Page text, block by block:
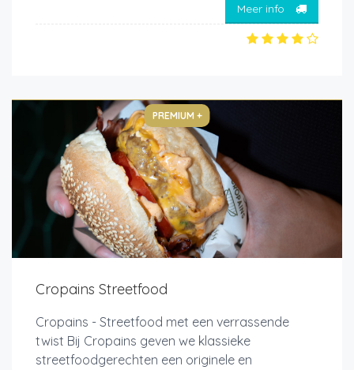
Meer info
PREMIUM +
Cropains Streetfood
Cropains - Streetfood met een verrassende
twist Bij Cropains geven we klassieke
streetfoodgerechten een originele en